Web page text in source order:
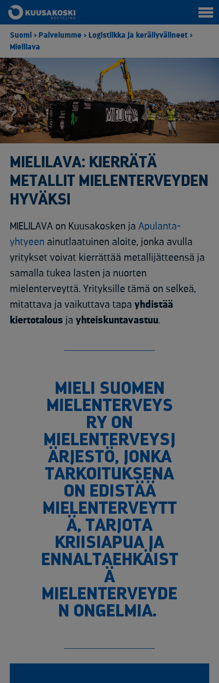
Suomi > Palvelumme > Logistiikka ja keräilyvälineet >
Mielilava
MIELILAVA: KIERRÄTÄ
METALLIT MIELENTERVEYDEN
HYVÄKSI
MIELILAVA on Kuusakosken ja Apulanta-
yhtyeen ainutlaatuinen aloite, jonka avulla
yritykset voivat kierrättää metallijätteensä ja
samalla tukea lasten ja nuorten
mielenterveyttä. Yrityksille tämä on selkeä,
mitattava ja vaikuttava tapa yhdistää
kiertotalous ja yhteiskuntavastuu.
MIELI SUOMEN
MIELENTERVEYS
RY ON
MIELENTERVEYSJ
ÄRJESTÖ, JONKA
TARKOITUKSENA
ON EDISTÄÄ
MIELENTERVEYTT
Ä, TARJOTA
KRIISIAPUA JA
ENNALTAEHKÄIST
Ä
MIELENTERVEYDE
N ONGELMIA.